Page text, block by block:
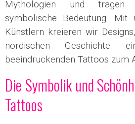
Mythologien und tragen
symbolische Bedeutung. Mit
Künstlern kreieren wir
nordischen Geschichte
beeindruckenden Tattoos zum
Die Symbolik und
Tattoos